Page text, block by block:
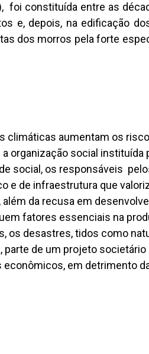
foi constituída entre as
e, depois, na edificação
dos morros pela forte
climáticas aumentam os
organização social instituída
social, os responsáveis
e de infraestrutura que
da recusa em
fatores essenciais na
os desastres, tidos como
parte de um projeto
em detrimento